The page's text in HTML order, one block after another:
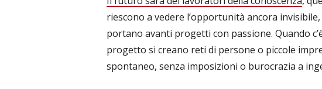
riescono a vedere l’opportunità ancora
portano avanti progetti con passione. Quando
progetto si creano reti di persone o piccole
spontaneo, senza imposizioni o burocrazia a